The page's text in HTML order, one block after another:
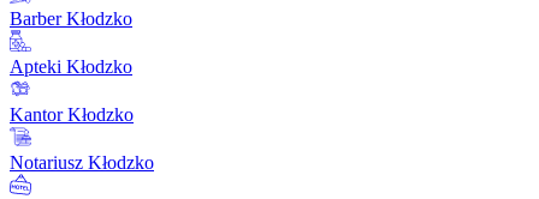
Barber Kłodzko
Apteki Kłodzko
Kantor Kłodzko
Notariusz Kłodzko